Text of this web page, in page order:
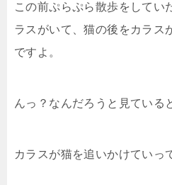
この前ぷらぷら散歩をしてい
ラスがいて、猫の後をカラス
ですよ。
んっ？なんだろうと見ている
カラスが猫を追いかけていっ